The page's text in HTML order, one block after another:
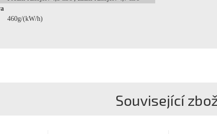
460g/(kW/h)
Související